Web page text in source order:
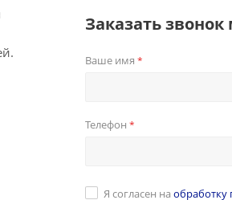
Заказать
Ваше имя *
Телефон *
Я согласен на обработку